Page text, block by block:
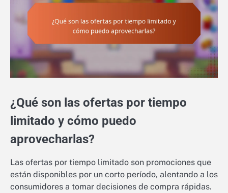
¿Qué son las ofertas por tiempo
limitado y cómo puedo
aprovecharlas?
Las ofertas por tiempo limitado son promociones que
están disponibles por un corto período, alentando a los
consumidores a tomar decisiones de compra rápidas.